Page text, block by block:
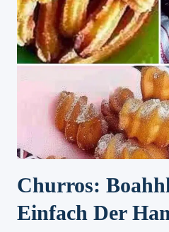
Churros:
Einfach Der